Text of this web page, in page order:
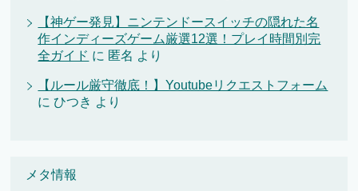
【神ゲー発見】ニンテンドースイッチの隠れた名
作インディーズゲーム厳選12選！プレイ時間別完
全ガイド に 匿名 より
【ルール厳守徹底！】Youtubeリクエストフォーム
にひつき より
メタ情報